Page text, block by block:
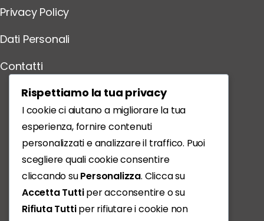
Privacy Policy
Dati Personali
Contatti
Scarica l'App
Rispettiamo la tua privacy
I cookie ci aiutano a migliorare la tua
esperienza, fornire contenuti
personalizzati e analizzare il traffico. Puoi
scegliere quali cookie consentire
cliccando suPersonalizza. Clicca su
Accetta Tuttiper acconsentire o su
Rifiuta Tuttiper rifiutare i cookie non